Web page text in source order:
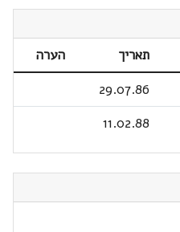
תאריך
הערה
29.07.86
11.02.88